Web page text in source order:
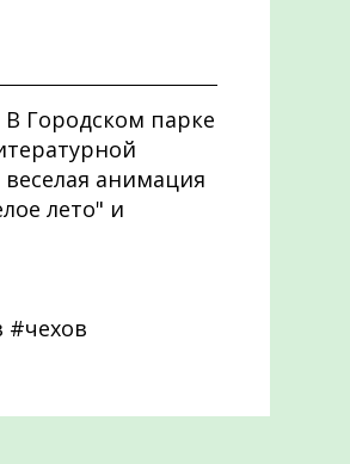
Городском парке
анимация
лето" и
#чехов